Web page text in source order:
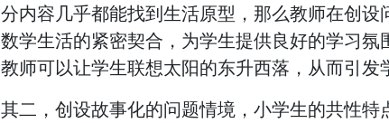
分内容几乎都能找到生活原型，那么教师在创
数学生活的紧密契合，为学生提供良好的学习氛
教师可以让学生联想太阳的东升西落，从而引发
其二，创设故事化的问题情境，小学生的共性